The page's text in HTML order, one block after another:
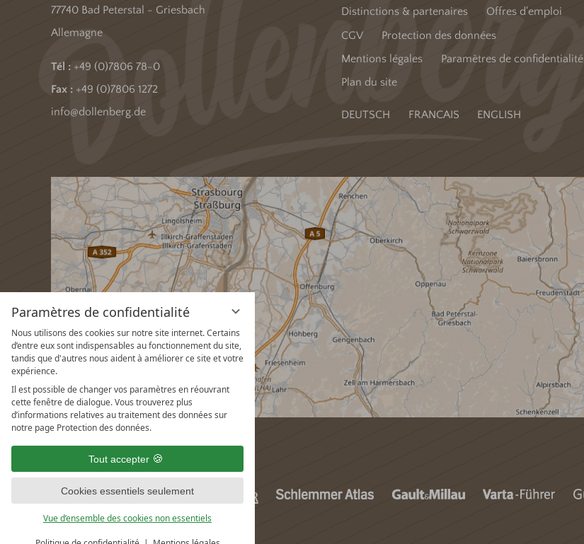
Paramètres de confidentialité
Nous utilisons des cookies sur notre site internet. Certains
d’entre eux sont indispensables au fonctionnement du site,
tandis que d'autres nous aident à améliorer ce site et votre
expérience.
Il est possible de changer vos paramètres en réouvrant
cette fenêtre de dialogue. Vous trouverez plus
d’informations relatives au traitement des données sur
notre page Protection des données.
Tout accepter
Cookies essentiels seulement
Vue d’ensemble des cookies non essentiels
77740 Bad Peterstal - Griesbach
Allemagne
Tél : +49 (0)7806 78-0
Fax : +49 (0)7806 1272
info@dollenberg.de
Distinctions & partenaires
Offres d'emploi
CGV
Protection des données
Mentions légales
Paramètres de confidentialité
Plan du site
DEUTSCH FRANCAIS ENGLISH